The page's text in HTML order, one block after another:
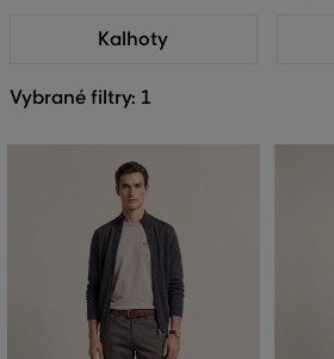
Kalhoty
Vybrané filtry: 1